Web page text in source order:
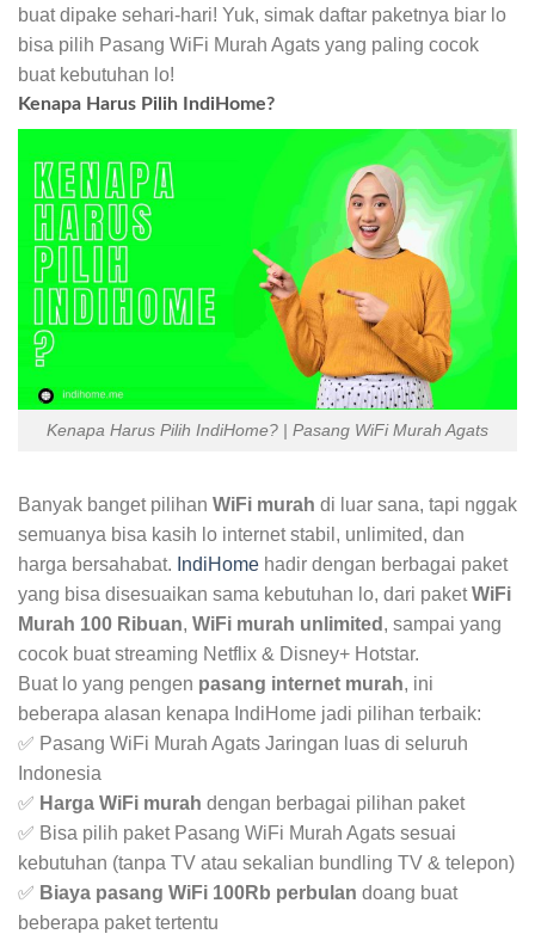
buat dipake sehari-hari! Yuk, simak daftar paketnya biar lo
bisa pilih Pasang WiFi Murah Agats yang paling cocok
buat kebutuhan lo!
Kenapa Harus Pilih IndiHome?
Kenapa Harus Pilih IndiHome? | Pasang WiFi Murah Agats
Banyak banget pilihan WiFi murah di luar sana, tapi nggak
semuanya bisa kasih lo internet stabil, unlimited, dan
harga bersahabat. IndiHome hadir dengan berbagai paket
yang bisa disesuaikan sama kebutuhan lo, dari paketWiFi
Murah 100 Ribuan, WiFi murah unlimited , sampai yang
cocok buat streaming Netflix & Disney+ Hotstar.
Buat lo yang pengen pasang internet murah, ini
beberapa alasan kenapa IndiHome jadi pilihan terbaik:
✅ Pasang WiFi Murah Agats Jaringan luas di seluruh
Indonesia
✅ Harga WiFi murah dengan berbagai pilihan paket
✅ Bisa pilih paket Pasang WiFi Murah Agats sesuai
kebutuhan (tanpa TV atau sekalian bundling TV & telepon)
✅ Biaya pasang WiFi 100Rb perbulan doang buat
beberapa paket tertentu